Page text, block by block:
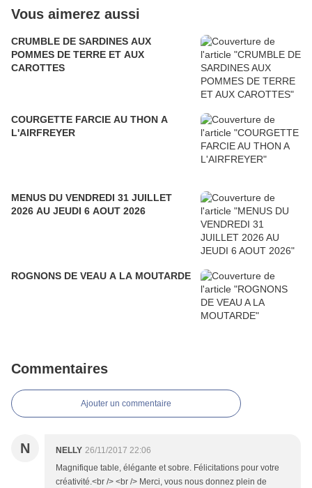
Vous aimerez aussi
CRUMBLE DE SARDINES AUX
POMMES DE TERRE ET AUX
CAROTTES
COURGETTE FARCIE AU THON A
L'AIRFREYER
MENUS DU VENDREDI 31 JUILLET
2026 AU JEUDI 6 AOUT 2026
ROGNONS DE VEAU A LA MOUTARDE
Commentaires
Ajouter un commentaire
N NELLY 26/11/2017 22:06
Magnifique table, élégante et sobre. Félicitations pour votre
créativité.<br /> <br /> Merci, vous nous donnez plein de